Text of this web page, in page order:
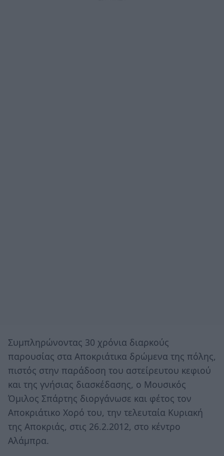
Συμπληρώνοντας 30 χρόνια διαρκούς
παρουσίας στα Αποκριάτικα δρώμενα της πόλης,
πιστός στην παράδοση του αστείρευτου κεφιού
και της γνήσιας διασκέδασης, ο Μουσικός
Όμιλος Σπάρτης διοργάνωσε και φέτος τον
Αποκριάτικο Χορό του, την τελευταία Κυριακή
της Αποκριάς, στις 26.2.2012, στο κέντρο
Αλάμπρα.